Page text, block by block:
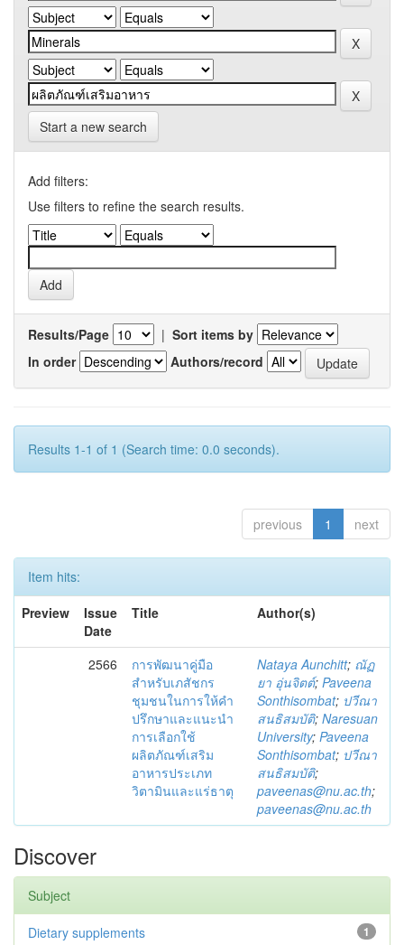
Start a new search
Add filters:
Use filters to refine the search results.
Results/Page | Sort items by
In order
Authors/record
Results 1-1 of 1 (Search time: 0.0 seconds).
previous 1 next
Item hits:
Preview
Issue
Date
Title Author(s)
2566
การพัฒนาคู่มือ
สำหรับเภสัชกร
ชุมชนในการให้คำ
ปรึกษาและแนะนำ
การเลือกใช้
ผลิตภัณฑ์เสริม
อาหารประเภท
วิตามินและแร่ธาตุ
Nataya Aunchitt; ณัฏ
ยา อุ่นจิตต์; Paveena
Sonthisombat; ปวีณา
สนธิสมบัติ; Naresuan
University; Paveena
Sonthisombat; ปวีณา
สนธิสมบัติ;
paveenas@nu.ac.th;
paveenas@nu.ac.th
Discover
Subject
1
Dietary supplements